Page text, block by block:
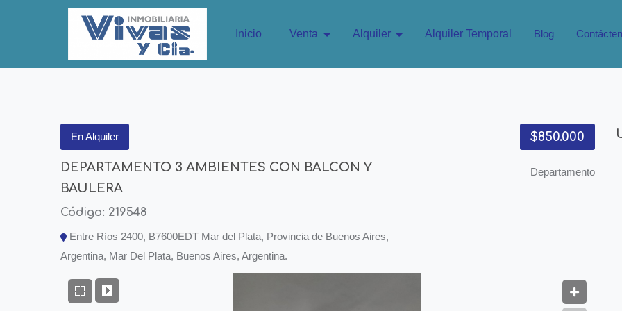
Inicio Venta Alquiler Alquiler Temporal Blog
En Alquiler
DEPARTAMENTO 3 AMBIENTES CON BALCON Y
BAULERA
Código: 219548
Entre Ríos 2400, B7600EDT Mar del Plata, Provincia de Buenos Aires,
Argentina, Mar Del Plata, Buenos Aires, Argentina.
$850.000
Departamento